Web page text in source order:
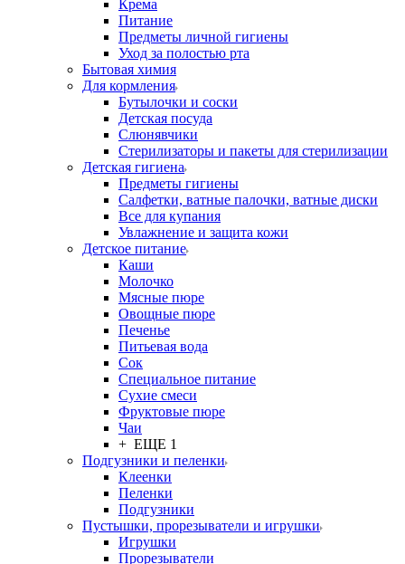
Крема
Питание
Предметы личной гигиены
Уход за полостью рта
Бытовая химия
Для кормления
Бутылочки и соски
Детская посуда
Слюнявчики
Стерилизаторы и пакеты для стерилизации
Детская гигиена
Предметы гигиены
Салфетки, ватные палочки, ватные диски
Все для купания
Увлажнение и защита кожи
Детское питание
Каши
Молочко
Мясные пюре
Овощные пюре
Печенье
Питьевая вода
Сок
Специальное питание
Сухие смеси
Фруктовые пюре
Чаи
+ ЕЩЕ 1
Подгузники и пеленки
Клеенки
Пеленки
Подгузники
Пустышки, прорезыватели и игрушки
Игрушки
Прорезыватели